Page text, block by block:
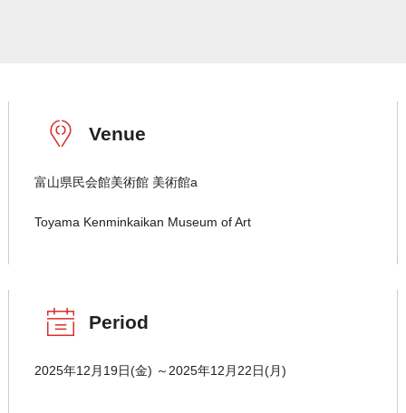
Venue
富山県民会館美術館 美術館a
Toyama Kenminkaikan Museum of Art
Period
2025年12月19日(金) ～2025年12月22日(月)